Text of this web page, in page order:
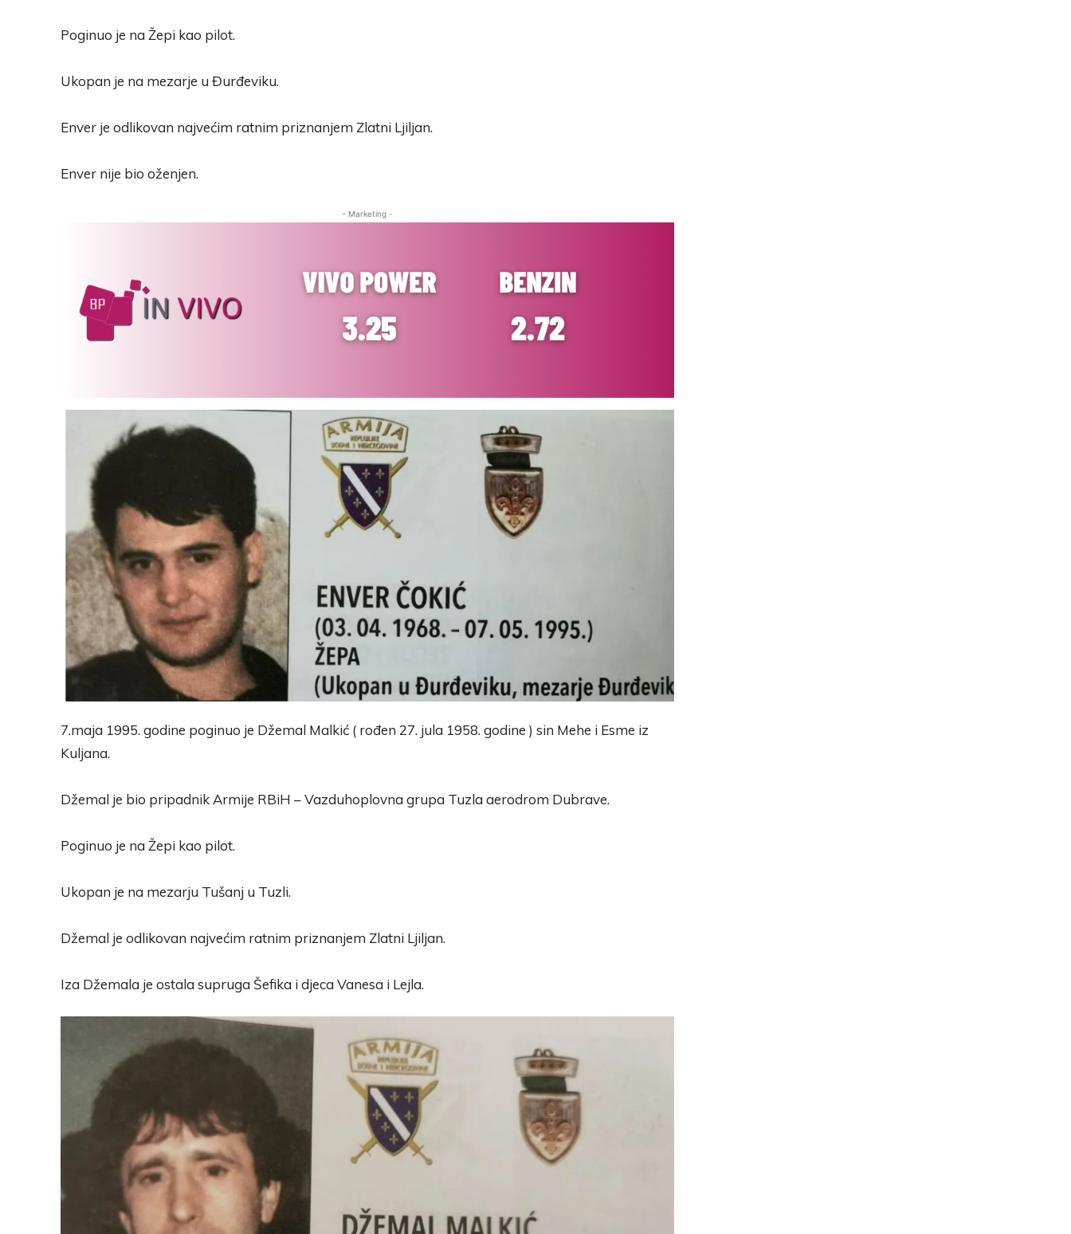
Poginuo je na Žepi kao pilot.
Ukopan je na mezarje u Đurđeviku.
Enver je odlikovan najvećim ratnim priznanjem Zlatni Ljiljan.
Enver nije bio oženjen.
- Marketing -
7.maja 1995. godine poginuo je Džemal Malkić ( rođen 27. jula 1958. godine ) sin Mehe i Esme iz
Kuljana.
Džemal je bio pripadnik Armije RBiH – Vazduhoplovna grupa Tuzla aerodrom Dubrave.
Poginuo je na Žepi kao pilot.
Ukopan je na mezarju Tušanj u Tuzli.
Džemal je odlikovan najvećim ratnim priznanjem Zlatni Ljiljan.
Iza Džemala je ostala supruga Šefika i djeca Vanesa i Lejla.